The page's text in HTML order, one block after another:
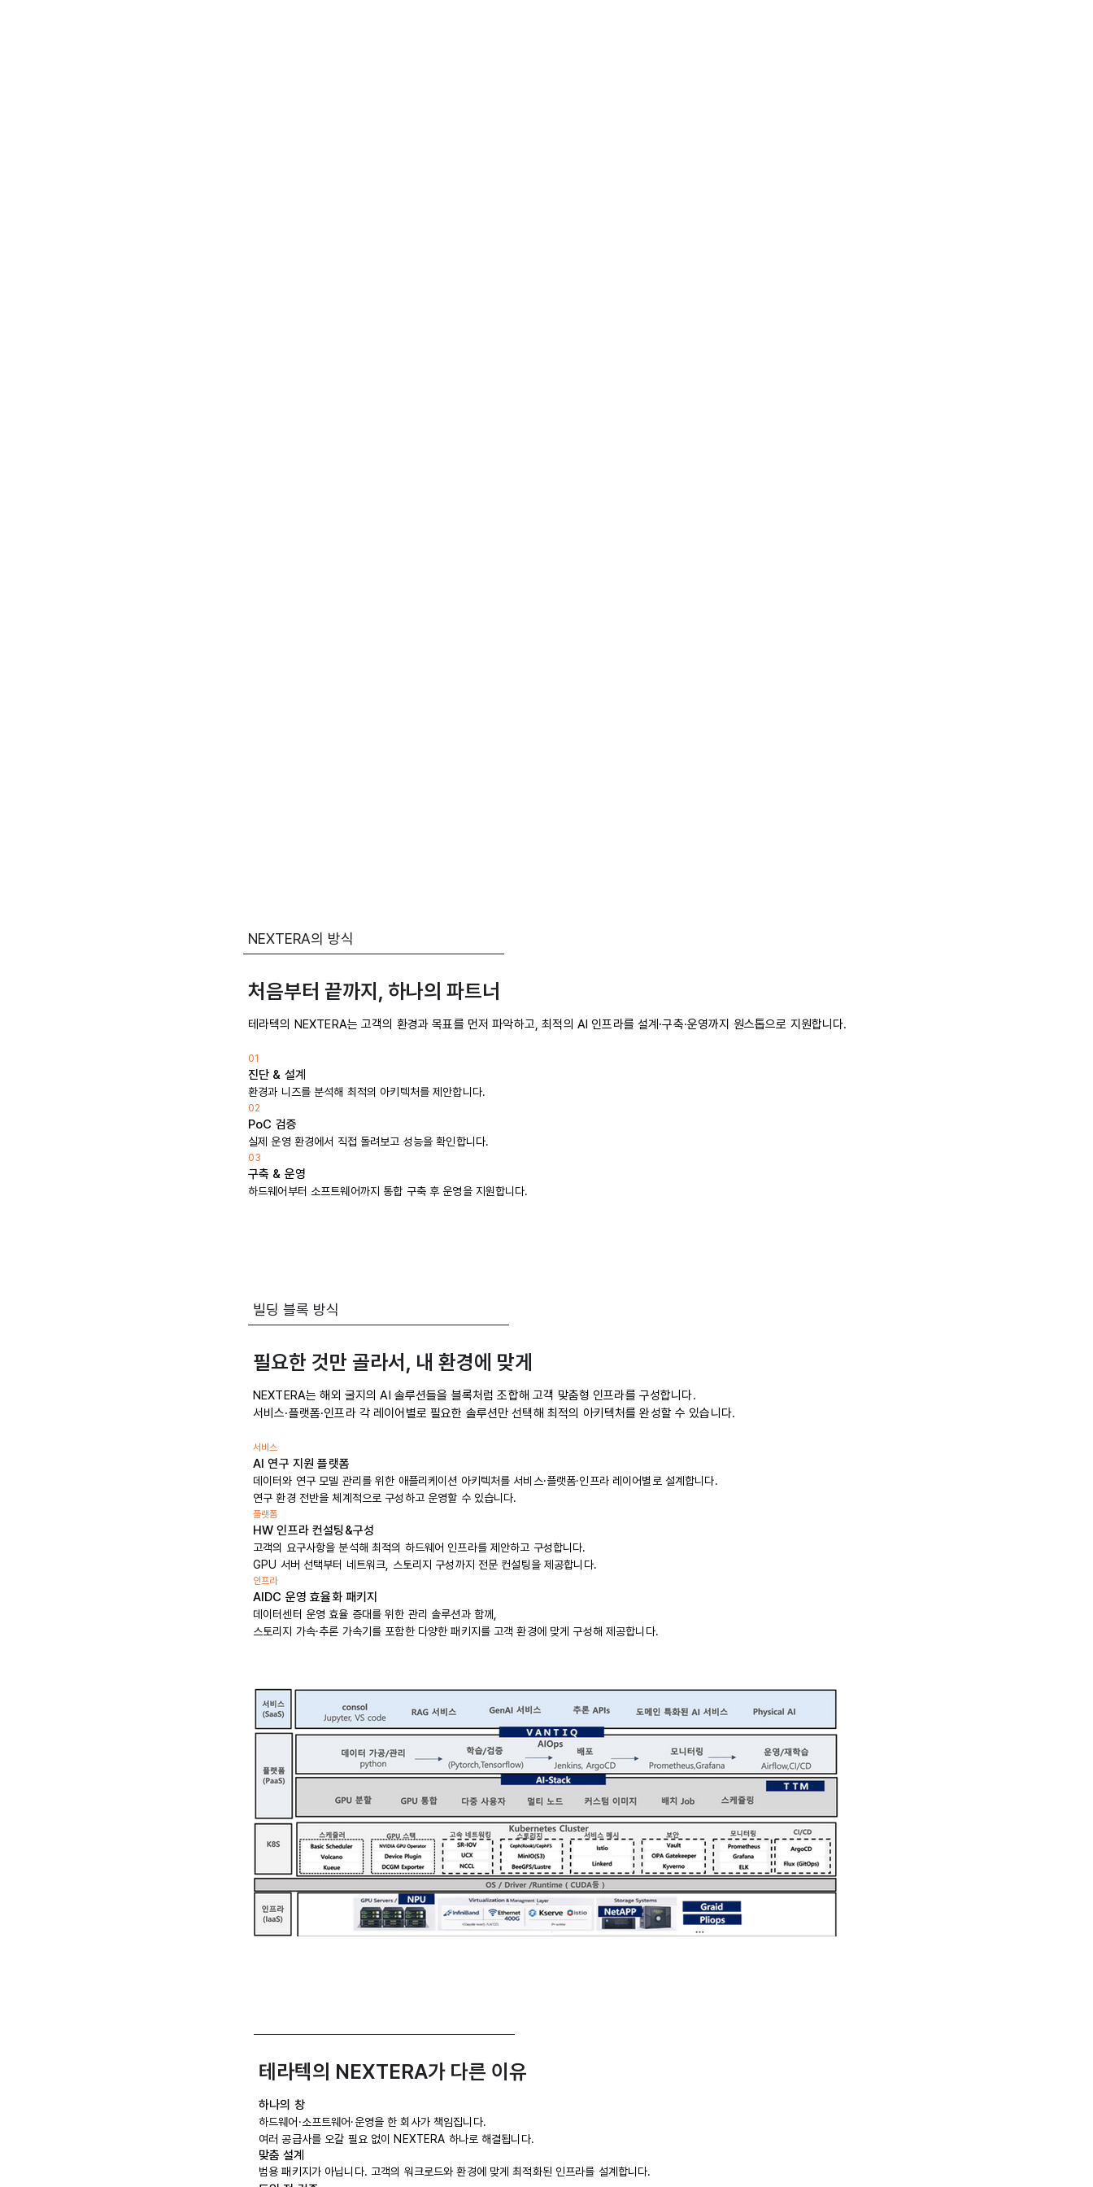
NEXTERA의 방식
​처음부터 끝까지, 하나의 파트너
테라텍의 NEXTERA는 고객의 환경과 목표를 먼저 파악하고, 최적의 AI 인프라를 설계·구축·운영까지 원스톱으로 지원합니다.
01
진단 & 설계
환경과 니즈를 분석해 최적의 아키텍처를 제안합니다.
02
PoC 검증
실제 운영 환경에서 직접 돌려보고 성능을 확인합니다.
03
구축 & 운영
하드웨어부터 소프트웨어까지 통합 구축 후 운영을 지원합니다.
​빌딩 블록 방식
​필요한 것만 골라서, 내 환경에 맞게
NEXTERA는 해외 굴지의 AI 솔루션들을 블록처럼 조합해 고객 맞춤형 인프라를 구성합니다.
서비스·플랫폼·인프라 각 레이어별로 필요한 솔루션만 선택해 최적의 아키텍처를 완성할 수 있습니다.
​서비스
AI 연구 지원 플랫폼
데이터와 연구 모델 관리를 위한 애플리케이션 아키텍처를 서비스·플랫폼·인프라 레이어별로 설계합니다.
연구 환경 전반을 체계적으로 구성하고 운영할 수 있습니다.
플랫폼
HW 인프라 컨설팅&구성
고객의 요구사항을 분석해 최적의 하드웨어 인프라를 제안하고 구성합니다.
GPU 서버 선택부터 네트워크, 스토리지 구성까지 전문 컨설팅을 제공합니다.
인프라
AIDC 운영 효율화 패키지
데이터센터 운영 효율 증대를 위한 관리 솔루션과 함께,
스토리지 가속·추론 가속기를 포함한 다양한 패키지를 고객 환경에 맞게 구성해 제공합니다.
​테라텍의 NEXTERA가 다른 이유
하나의 창
하드웨어·소프트웨어·운영을 한 회사가 책임집니다.
여러 공급사를 오갈 필요 없이 NEXTERA 하나로 해결됩니다.
맞춤 설계
범용 패키지가 아닙니다. 고객의 워크로드와 환경에 맞게 최적화된 인프라를 설계합니다.